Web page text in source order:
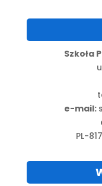
Szkoła
e-mail:
PL-